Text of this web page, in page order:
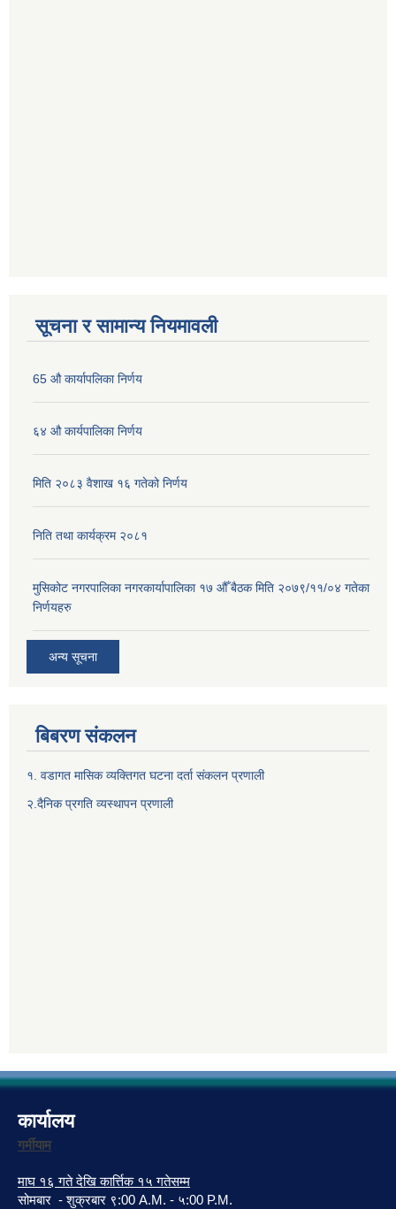
सूचना र सामान्य नियमावली
65 औ कार्यापलिका निर्णय
६४ औ कार्यपालिका निर्णय
मिति २०८३ वैशाख १६ गतेको निर्णय
निति तथा कार्यक्रम २०८१
मुसिकोट नगरपालिका नगरकार्यापालिका १७ औँ बैठक मिति २०७९/११/०४ गतेका
निर्णयहरु
अन्य सूचना
बिबरण संकलन
१. वडागत मासिक व्यक्तिगत घटना दर्ता संकलन प्रणाली
२.दैनिक प्रगति व्यस्थापन प्रणाली
कार्यालय
गर्मीयाम
माघ १६ गते देखि कार्त्तिक १५ गतेसम्म
सोमबार - शुक्रबार ९:00 A.M. - ५:00 P.M.